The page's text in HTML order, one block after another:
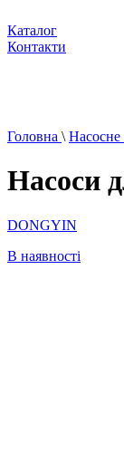
Каталог
Контакти
Головна \ Насосне
Насоси
DONGYIN
В наявності